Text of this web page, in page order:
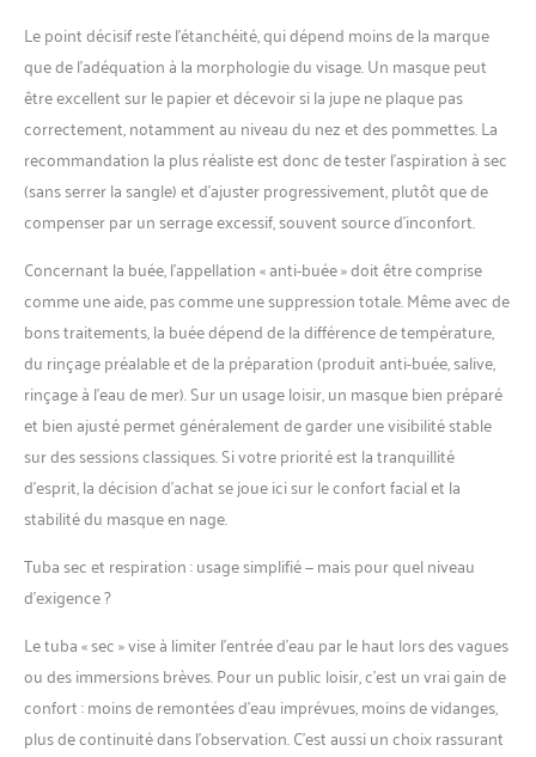
réglable le rend adapté à la
plupart des pieds de taille
US 4,5 à 8,5 pour femme
et homme. Veuillez vous
référer au tableau des
tailles pour choisir la vôtre
et nous vous suggérons
également une taille au-
dessus si vous avez des
pieds larges ou si vous
êtes entre deux tailles.
Assistez à votre bon
voyage sous-marin : 3
articles essentiels dans un
sac en maille à séchage
rapide. Sac à fermeture
éclair réutilisable et nous
incluons également 1 paire
de bouchons d'oreilles en
loisirs. 【Service après-
vente】Dès que vous
de tuba, nous fournirons
un service gratuit à
chaque client. Veuillez
nous contacter lorsque
vous en avez besoin, nous
Le point décisif reste l’étanchéité, qui dépend moins de la marque
que de l’adéquation à la morphologie du visage. Un masque peut
être excellent sur le papier et décevoir si la jupe ne plaque pas
correctement, notamment au niveau du nez et des pommettes. La
recommandation la plus réaliste est donc de tester l’aspiration à sec
(sans serrer la sangle) et d’ajuster progressivement, plutôt que de
compenser par un serrage excessif, souvent source d’inconfort.
Concernant la buée, l’appellation « anti-buée » doit être comprise
comme une aide, pas comme une suppression totale. Même avec de
bons traitements, la buée dépend de la différence de température,
du rinçage préalable et de la préparation (produit anti-buée, salive,
rinçage à l’eau de mer). Sur un usage loisir, un masque bien préparé
et bien ajusté permet généralement de garder une visibilité stable
sur des sessions classiques. Si votre priorité est la tranquillité
d’esprit, la décision d’achat se joue ici sur le confort facial et la
stabilité du masque en nage.
Tuba sec et respiration : usage simplifié — mais pour quel niveau
d’exigence ?
Le tuba « sec » vise à limiter l’entrée d’eau par le haut lors des vagues
ou des immersions brèves. Pour un public loisir, c’est un vrai gain de
confort : moins de remontées d’eau imprévues, moins de vidanges,
plus de continuité dans l’observation. C’est aussi un choix rassurant